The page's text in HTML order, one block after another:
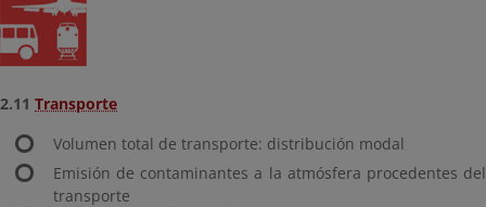
2.11 Transporte
Volumen total de transporte: distribución modal
Emisión de contaminantes a la atmósfera procedentes del
transporte